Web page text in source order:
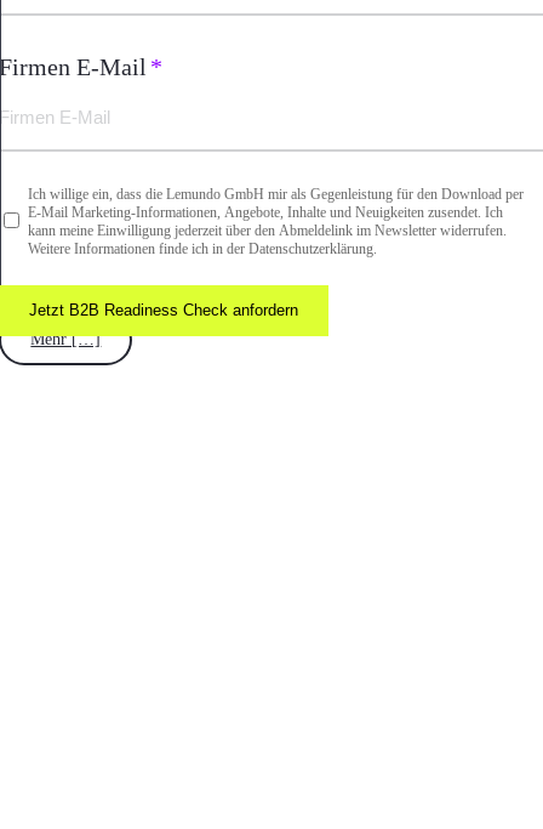
Mehr […]
Firmen E-Mail *
*
Ich willige ein, dass die Lemundo GmbH mir als Gegenleistung für den Download per
E-Mail Marketing-Informationen, Angebote, Inhalte und Neuigkeiten zusendet. Ich
kann meine Einwilligung jederzeit über den Abmeldelink im Newsletter widerrufen.
Weitere Informationen finde ich in der Datenschutzerklärung.
Jetzt B2B Readiness Check anfordern
Nach